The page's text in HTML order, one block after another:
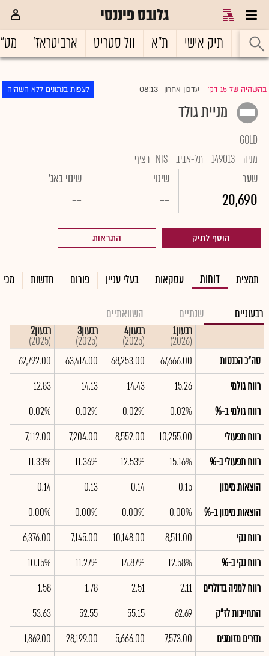
גלובס פיננסי
ראשי תיק אישי ת"א וול סטריט ארביטראז'
בהשהיה של 15 דק' |עדכון אחרון 08:13 לצפות בנתונים ללא השהיה
מניית גולד
GOLD
מניה 149013 תל-אביב NIS רציף
שער
20,690
שינוי
--
שינוי באג'
--
הוסף לתיק התראות
תמצית דוחות עסקאות בעלי עניין פורום חדשות
רבעוניים שנתיים השוואתיים
רבעון1
(2026)
רבעון4
(2025)
רבעון3
(2025)
רבעון2
(2025)
סה"כ הכנסות
67,666.00
68,253.00
63,414.00
62,792.00
רווח גולמי
15.26
14.43
14.13
12.83
רווח גולמי ב-%
0.02%
0.02%
0.02%
0.02%
רווח תפעולי
10,255.00
8,552.00
7,204.00
7,112.00
רווח תפעולי ב-%
15.16%
12.53%
11.36%
11.33%
הוצאות מימון
0.15
0.14
0.13
0.14
הוצאות מימון ב-%
0.00%
0.00%
0.00%
0.00%
רווח נקי
8,511.00
10,148.00
7,145.00
6,376.00
רווח נקי ב-%
12.58%
14.87%
11.27%
10.15%
רווח למניה בדולרים
2.11
2.51
1.78
1.58
התחייבות לז"ק
62.69
55.15
52.55
53.63
תזרים מזומנים
7,573.00
5,666.00
28,199.00
1,869.00